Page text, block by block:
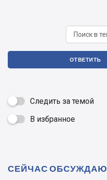
ОТВЕТИТЬ
Следить за темой
 В избранное
СЕЙЧАС